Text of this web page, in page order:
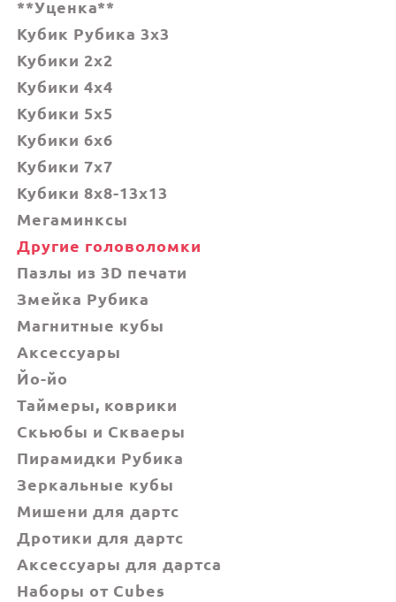
**Уценка**
Кубик Рубика 3x3
Кубики 2x2
Кубики 4x4
Кубики 5x5
Кубики 6х6
Кубики 7х7
Кубики 8x8-13x13
Мегаминксы
Другие головоломки
Пазлы из 3D печати
Змейка Рубика
Магнитные кубы
Аксессуары
Йо-йо
Таймеры, коврики
Скьюбы и Скваеры
Пирамидки Рубика
Зеркальные кубы
Мишени для дартс
Дротики для дартс
Аксессуары для дартса
Наборы от Cubes